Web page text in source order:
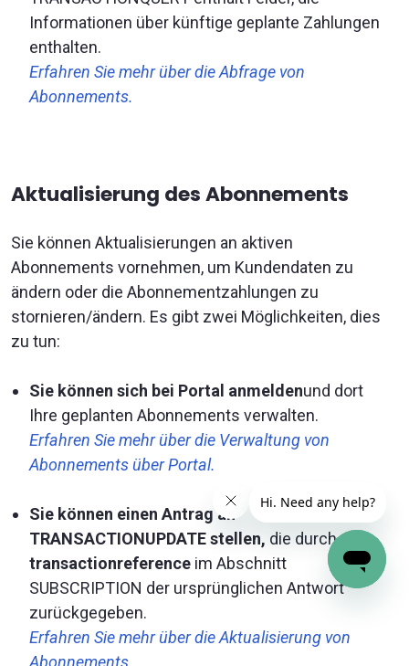
Informationen über künftige geplante Zahlungen
enthalten.
Erfahren Sie mehr über die Abfrage von
Abonnements.
Aktualisierung des Abonnements
Sie können Aktualisierungen an aktiven
Abonnements vornehmen, um Kundendaten zu
ändern oder die Abonnementzahlungen zu
stornieren/ändern. Es gibt zwei Möglichkeiten, dies
zu tun:
Sie können sich bei Portal anmeldenund dort
Ihre geplanten Abonnements verwalten.
Erfahren Sie mehr über die Verwaltung von
Abonnements über Portal.
Sie können einen Antrag an
TRANSACTIONUPDATE stellen, die durch die
transactionreference im Abschnitt
SUBSCRIPTION der ursprünglichen Antwort
zurückgegeben.
Erfahren Sie mehr über die Aktualisierung von